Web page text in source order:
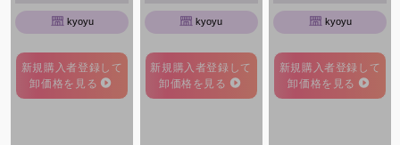
kyoyu
新規購入者登録して
卸価格を見る
kyoyu
新規購入者登録して
卸価格を見る
kyoyu
新規購入者登録して
卸価格を見る